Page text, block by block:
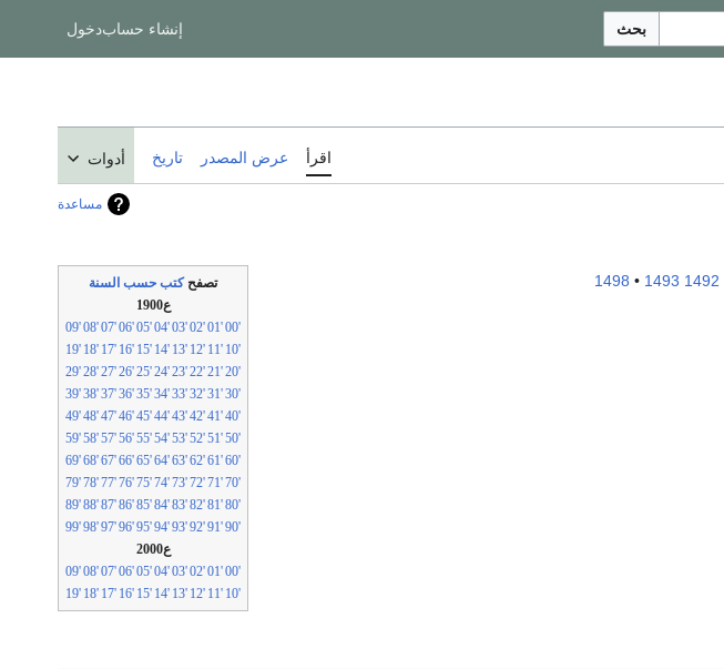
بحث إنشاء حسابدخول
اقرأ عرض المصدر تاريخ أدوات
مساعدة
تصفحكتب حسب السنة
ع1900
'00
'01
'02
'03
'04
'05
'06
'07
'08
'09
'10
'11
'12
'13
'14
'15
'16
'17
'18
'19
'20
'21
'22
'23
'24
'25
'26
'27
'28
'29
'30
'31
'32
'33
'34
'35
'36
'37
'38
'39
'40
'41
'42
'43
'44
'45
'46
'47
'48
'49
'50
'51
'52
'53
'54
'55
'56
'57
'58
'59
'60
'61
'62
'63
'64
'65
'66
'67
'68
'69
'70
'71
'72
'73
'74
'75
'76
'77
'78
'79
'80
'81
'82
'83
'84
'85
'86
'87
'88
'89
'90
'91
'92
'93
'94
'95
'96
'97
'98
'99
ع2000
'00
'01
'02
'03
'04
'05
'06
'07
'08
'09
'10
'11
'12
'13
'14
'15
'16
'17
'18
'19
1492
1493
•
1498